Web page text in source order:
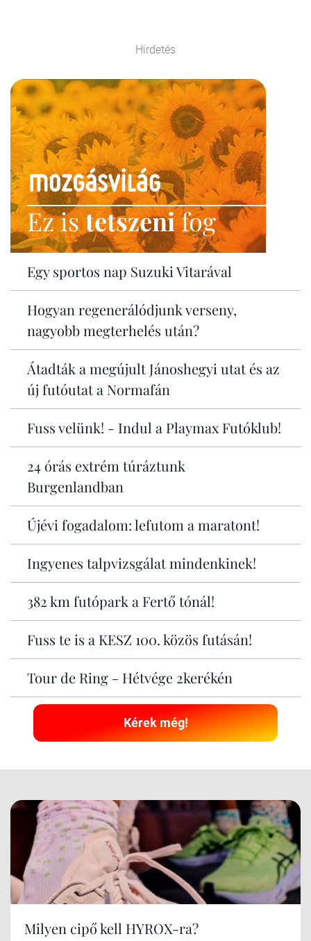
Hirdetés
Ez istetszenifog
Egy sportos nap Suzuki Vitarával
Hogyan regenerálódjunk verseny,
nagyobb megterhelés után?
Átadták a megújult Jánoshegyi utat és az
új futóutat a Normafán
Fuss velünk! - Indul a Playmax Futóklub!
24 órás extrém túráztunk
Burgenlandban
Újévi fogadalom: lefutom a maratont!
Ingyenes talpvizsgálat mindenkinek!
382 km futópark a Fertő tónál!
Fuss te is a KESZ 100. közös futásán!
Tour de Ring - Hétvége 2kerékén
Kérek még!
Milyen cipő kell HYROX-ra?